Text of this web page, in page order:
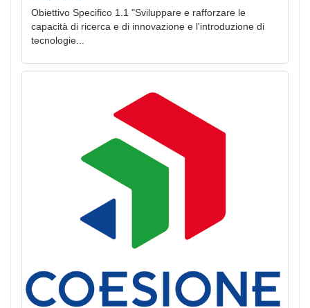
Obiettivo Specifico 1.1 "Sviluppare e rafforzare le
capacità di ricerca e di innovazione e l'introduzione di
tecnologie...